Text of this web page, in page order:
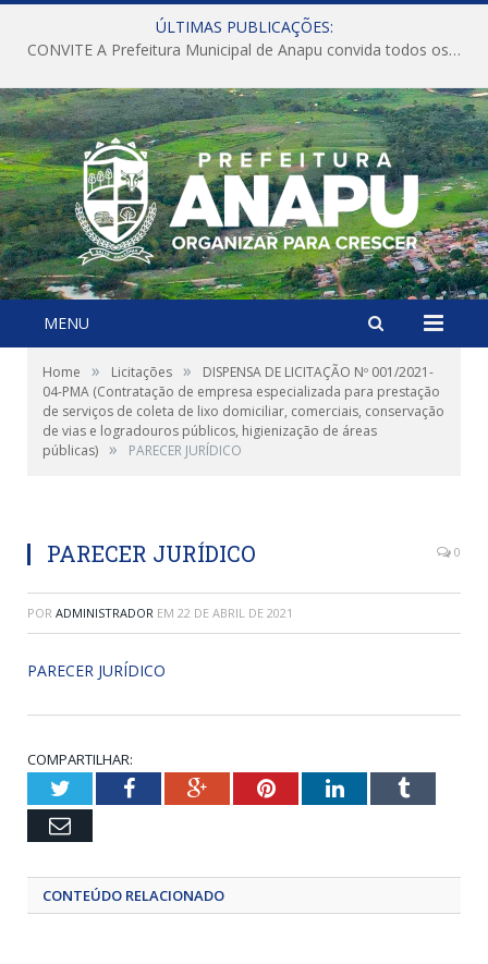
ÚLTIMAS PUBLICAÇÕES:
CONVITE A Prefeitura Municipal de Anapu convida todos os servidores públicos municipais para participarem da Audiência Pública de discussão da Lei de Diretrizes Orçamentárias (LDO), importante instrumento de planejamento das ações e investimentos da Administração Pública para o próximo exercício financeiro.
MENU
Home » Licitações »
DISPENSA DE LICITAÇÃO Nº 001/2021-
04-PMA (Contratação de empresa especializada para prestação
de serviços de coleta de lixo domiciliar, comerciais, conservação
de vias e logradouros públicos, higienização de áreas
públicas) » PARECER JURÍDICO
PARECER JURÍDICO 0
POR ADMINISTRADOR EM 22 DE ABRIL DE 2021
PARECER JURÍDICO
COMPARTILHAR:
TwitterFacebookGoogle+PinterestLinkedInTumblr
Email
CONTEÚDO RELACIONADO